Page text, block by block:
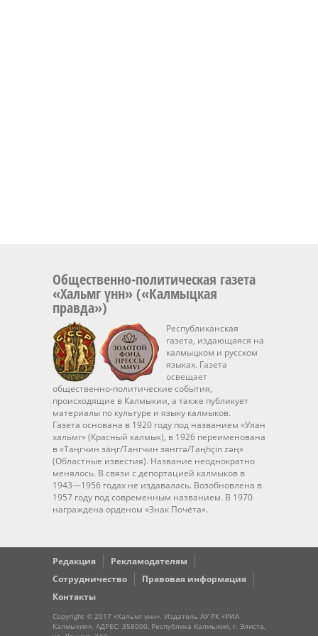
Общественно-политическая газета
«Хальмг үнн» («Калмыцкая
правда»)
Республиканская
газета, издающаяся на
калмыцком и русском
языках. Газета
освещает
общественно-политические события,
происходящие в Калмыкии, а также публикует
материалы по культуре и языку калмыков.
Газета основана в 1920 году под названием «Улан
хальмг» (Красный калмык), в 1926 переименована
в «Таңгчин зäңг/Тангчин зянггә/Taңhçin zәң»
(Областные известия). Название неоднократно
менялось. В связи с депортацией калмыков в
1943—1956 годах не издавалась. Возобновлена в
1957 году под современным названием. В 1970
награждена орденом «Знак Почёта».
Редакция
Рекламодателям
Сотрудничество
Правовая информация
Контакты
Copyright © 2017 «Хальмг үнн». Издатель АУ РК «РИА
Калмыкия». АДРЕС: 358000, Республика Калмыкия, г. Элиста,